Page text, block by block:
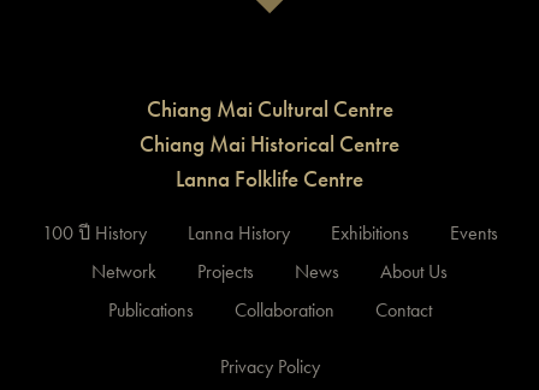
Chiang Mai Cultural Centre
Chiang Mai Historical Centre
Lanna Folklife Centre
100 ปี History Lanna History Exhibitions
Events
Network
Projects News
About Us
Publications
Collaboration Contact
Privacy Policy